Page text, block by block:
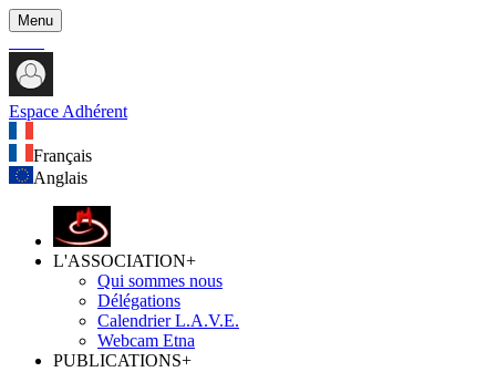
Menu
Espace Adhérent
Français
Anglais
L'ASSOCIATION+
Qui sommes nous
Délégations
Calendrier L.A.V.E.
Webcam Etna
PUBLICATIONS+